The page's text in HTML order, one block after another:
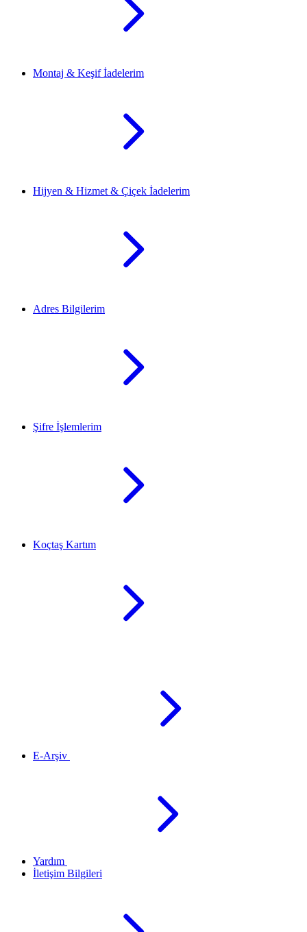
Montaj & Keşif İadelerim
Hijyen & Hizmet & Çiçek İadelerim
Adres Bilgilerim
Şifre İşlemlerim
Koçtaş Kartım
E-Arşiv
Yardım
İletişim Bilgileri